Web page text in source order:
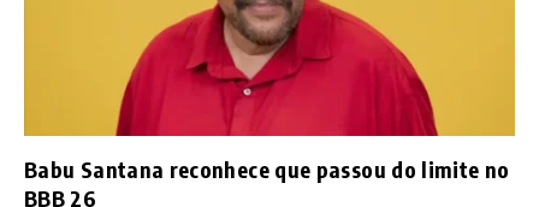
Babu Santana reconhece que passou do limite no
BBB 26